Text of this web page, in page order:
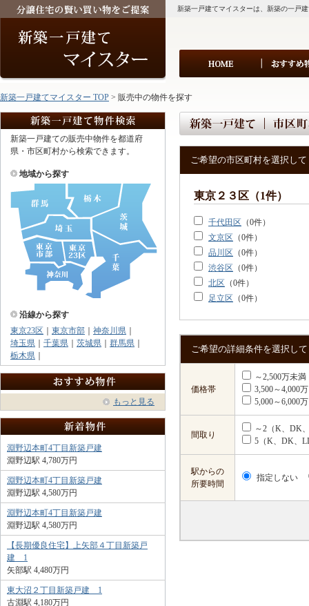
新築一戸建てマイスターは、新築の一戸
新築一戸建てマイスター TOP > 販売中の物件を探す
新築一戸建ての販売中物件を都道府
県・市区町村から検索できます。
地域から探す
沿線から探す
東京23区
東京市部 神奈川県
埼玉県
千葉県 茨城県 群馬県
栃木県
もっと見る
淵野辺本町4丁目新築戸建
淵野辺駅 4,780万円
淵野辺本町4丁目新築戸建
淵野辺駅 4,580万円
淵野辺本町4丁目新築戸建
淵野辺駅 4,580万円
【長期優良住宅】上矢部４丁目新築戸
建 1
矢部駅 4,480万円
東大沼２丁目新築戸建 1
古淵駅 4,180万円
ご希望の市区町村を選択し
東京２３区（1件）
千代田区 （0件）
文京区 （0件）
品川区 （0件）
渋谷区 （0件）
北区 （0件）
足立区 （0件）
ご希望の詳細条件を選択し
価格帯
～2,500万未満
3,500～4,000
5,000～6,000
間取り
～2（K、DK
5（K、DK、
駅からの
所要時間
指定しない